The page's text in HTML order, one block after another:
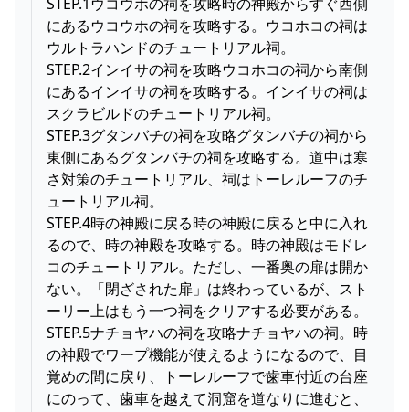
にあるウコウホの祠を攻略する。ウコホコの祠は
ウルトラハンドのチュートリアル祠。
STEP.2インイサの祠を攻略ウコホコの祠から南側
にあるインイサの祠を攻略する。インイサの祠は
スクラビルドのチュートリアル祠。
STEP.3グタンバチの祠を攻略グタンバチの祠から
東側にあるグタンバチの祠を攻略する。道中は寒
さ対策のチュートリアル、祠はトーレルーフのチ
ュートリアル祠。
STEP.4時の神殿に戻る時の神殿に戻ると中に入れ
るので、時の神殿を攻略する。時の神殿はモドレ
コのチュートリアル。ただし、一番奥の扉は開か
ない。「閉ざされた扉」は終わっているが、スト
ーリー上はもう一つ祠をクリアする必要がある。
STEP.5ナチョヤハの祠を攻略ナチョヤハの祠。時
の神殿でワープ機能が使えるようになるので、目
覚めの間に戻り、トーレルーフで歯車付近の台座
にのって、歯車を越えて洞窟を道なりに進むと、